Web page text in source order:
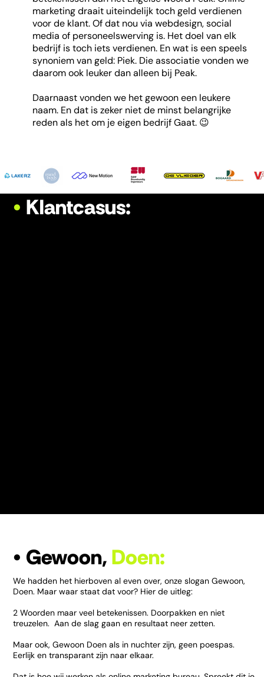
• Gewoon,Doen:
We hadden het hierboven al even over, onze slogan Gewoon,
Doen. Maar waar staat dat voor? Hier de uitleg:
2 Woorden maar veel betekenissen. Doorpakken en niet
treuzelen. Aan de slag gaan en resultaat neer zetten.
Maar ook, Gewoon Doen als in nuchter zijn, geen poespas.
Eerlijk en transparant zijn naar elkaar.
• Klantcasus:
marketing draait uiteindelijk toch geld verdienen
voor de klant. Of dat nou via webdesign, social
media of personeelswerving is. Het doel van elk
bedrijf is toch iets verdienen. En wat is een speels
synoniem van geld: Piek. Die associatie vonden we
daarom ook leuker dan alleen bij Peak.
Daarnaast vonden we het gewoon een leukere
naam. En dat is zeker niet de minst belangrijke
reden als het om je eigen bedrijf Gaat. 😉